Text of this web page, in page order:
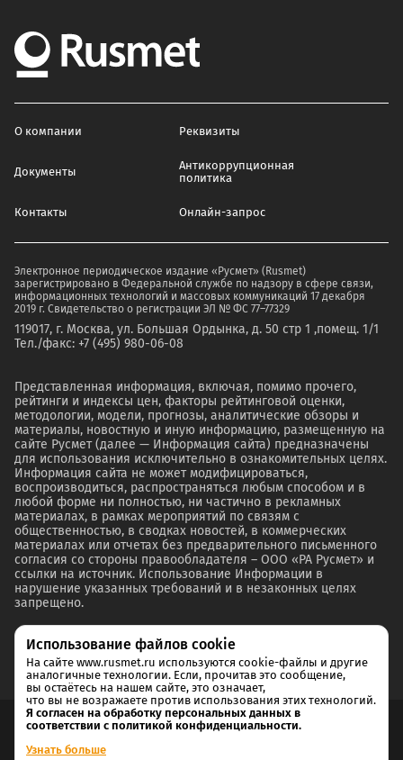
О компании Реквизиты
Документы
Антикоррупционная
политика
Контакты Онлайн-запрос
Электронное периодическое издание «Русмет» (Rusmet)
зарегистрировано в Федеральной службе по надзору в сфере связи,
информационных технологий и массовых коммуникаций 17 декабря
2019 г. Свидетельство о регистрации ЭЛ № ФС 77–77329
119017, г. Москва, ул. Большая Ордынка, д. 50 стр 1 ,помещ. 1/1
Тел./факс: +7 (495) 980-06-08
Представленная информация, включая, помимо прочего,
рейтинги и индексы цен, факторы рейтинговой оценки,
методологии, модели, прогнозы, аналитические обзоры и
материалы, новостную и иную информацию, размещенную на
сайте Русмет (далее — Информация сайта) предназначены
для использования исключительно в ознакомительных целях.
Информация сайта не может модифицироваться,
воспроизводиться, распространяться любым способом и в
любой форме ни полностью, ни частично в рекламных
материалах, в рамках мероприятий по связям с
общественностью, в сводках новостей, в коммерческих
материалах или отчетах без предварительного письменного
согласия со стороны правообладателя – ООО «РА Русмет» и
ссылки на источник. Использование Информации в
нарушение указанных требований и в незаконных целях
запрещено.
Согласие на обработку и хранение персональных данных
Использование файлов cookie
На сайте www.rusmet.ru используются cookie-файлы и другие
аналогичные технологии. Если, прочитав это сообщение,
вы остаётесь на нашем сайте, это означает,
что вы не возражаете против использования этих технологий.
Я согласен на обработку персональных данных в
соответствии с политикой конфиденциальности.
Узнать больше